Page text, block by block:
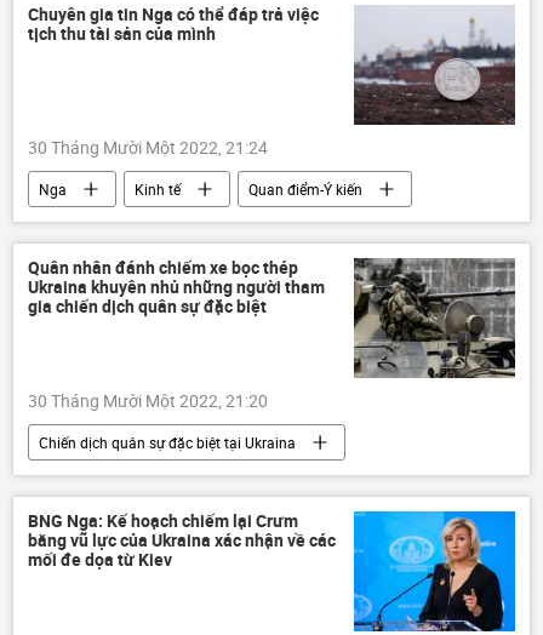
Chuyên gia tin Nga có thể đáp trả việc
tịch thu tài sản của mình
30 Tháng Mười Một 2022, 21:24
Nga Kinh tế Quan điểm-Ý kiến
Quân nhân đánh chiếm xe bọc thép
Ukraina khuyên nhủ những người tham
gia chiến dịch quân sự đặc biệt
30 Tháng Mười Một 2022, 21:20
Chiến dịch quân sự đặc biệt tại Ukraina
xe bọc thép
Nga Ukraina
BNG Nga: Kế hoạch chiếm lại Crưm
bằng vũ lực của Ukraina xác nhận về các
mối đe dọa từ Kiev